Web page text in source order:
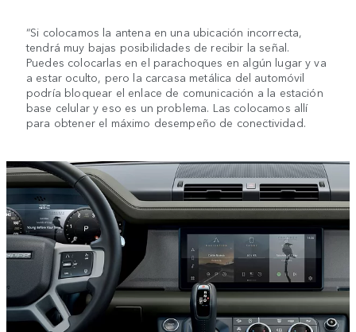
“Si colocamos la antena en una ubicación incorrecta,
tendrá muy bajas posibilidades de recibir la señal.
Puedes colocarlas en el parachoques en algún lugar y va
a estar oculto, pero la carcasa metálica del automóvil
podría bloquear el enlace de comunicación a la estación
base celular y eso es un problema. Las colocamos allí
para obtener el máximo desempeño de conectividad.